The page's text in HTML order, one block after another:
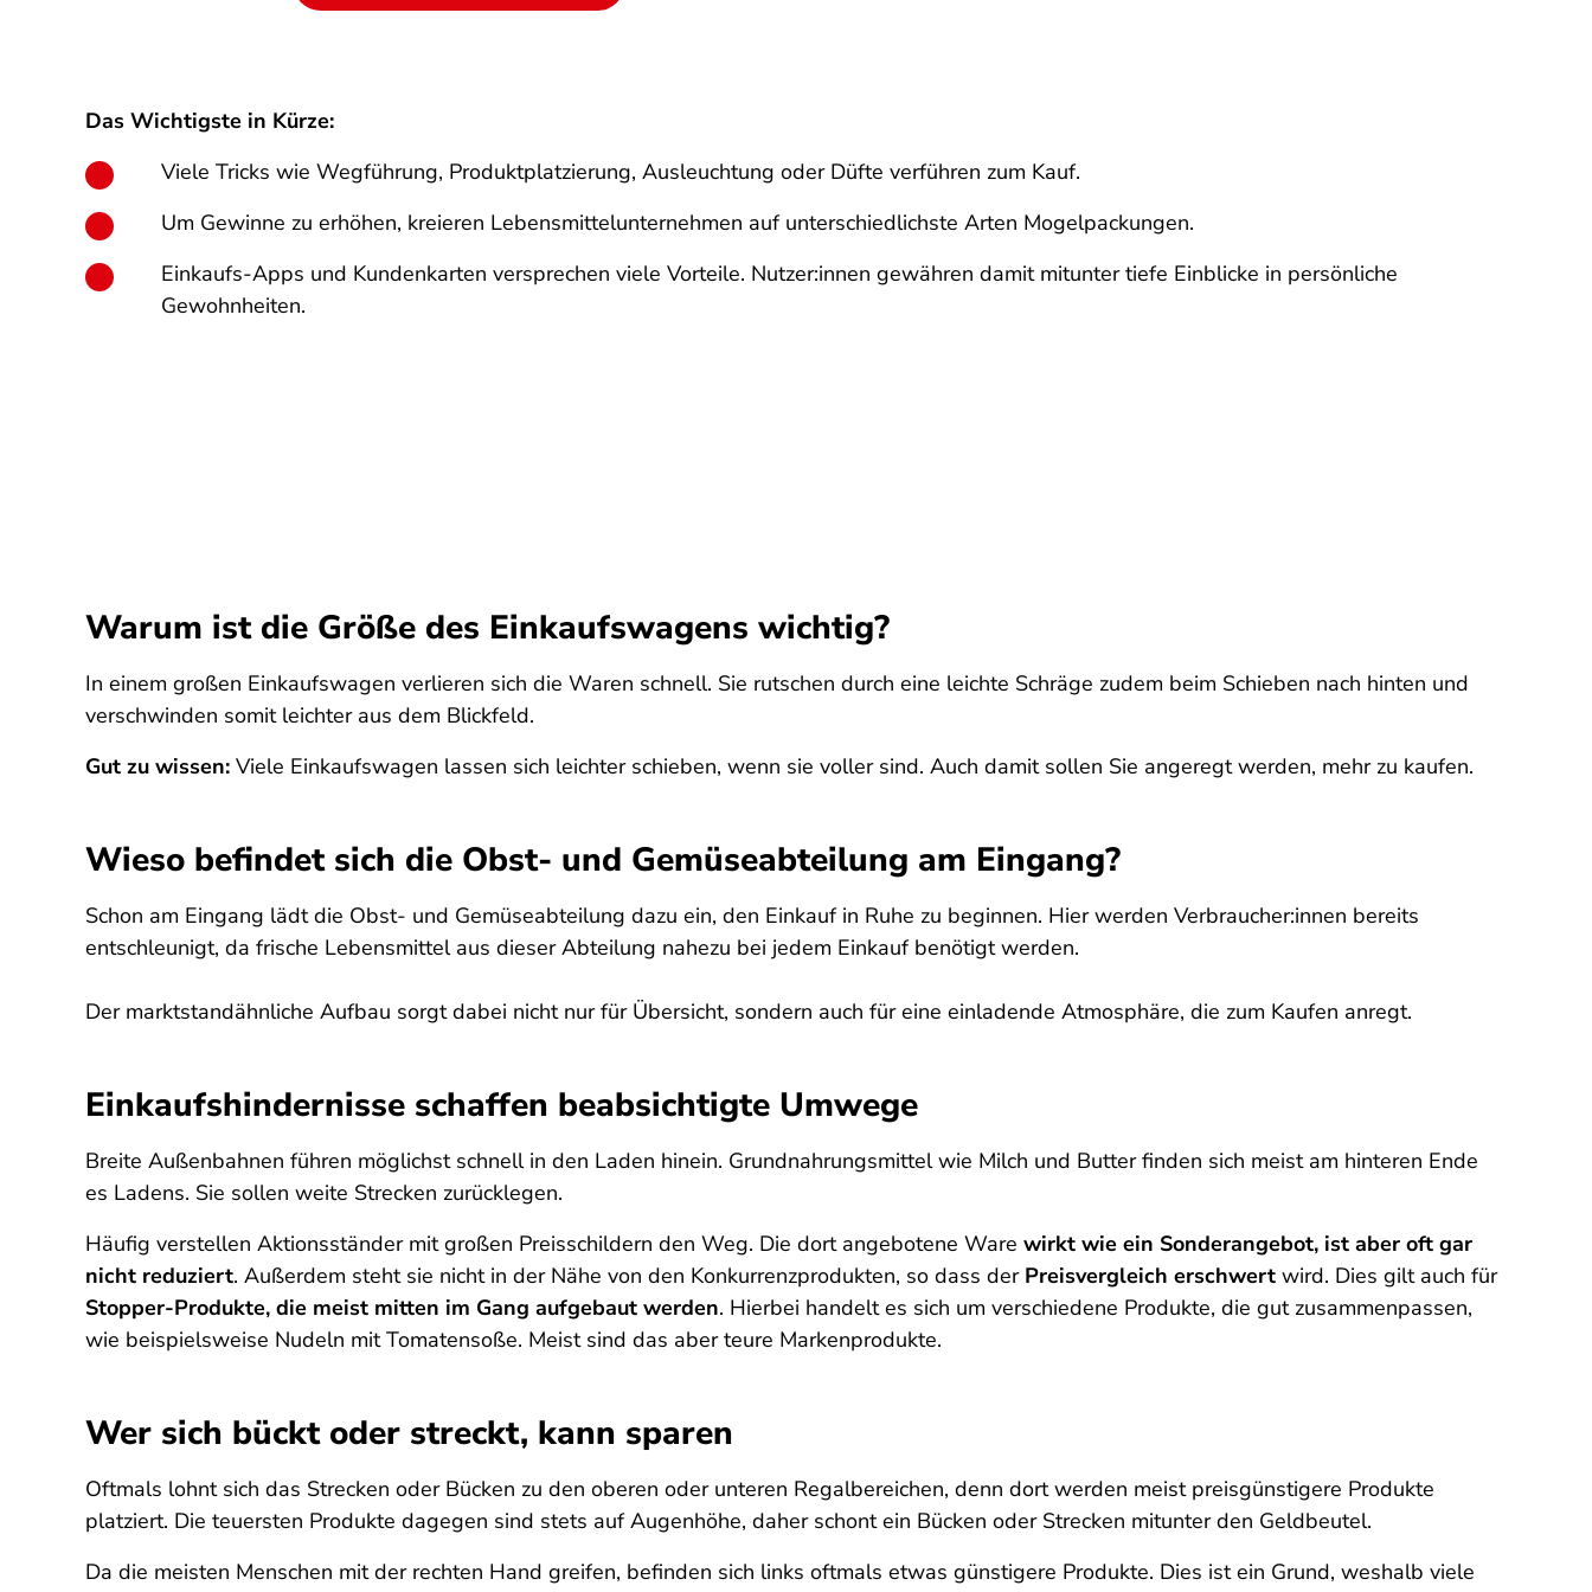
Das Wichtigste in Kürze:
Viele Tricks wie Wegführung, Produktplatzierung, Ausleuchtung oder Düfte verführen zum Kauf.
Um Gewinne zu erhöhen, kreieren Lebensmittelunternehmen auf unterschiedlichste Arten Mogelpackungen.
Einkaufs-Apps und Kundenkarten versprechen viele Vorteile. Nutzer:innen gewähren damit mitunter tiefe Einblicke in persönliche
Gewohnheiten.
Warum ist die Größe des Einkaufswagens wichtig?
In einem großen Einkaufswagen verlieren sich die Waren schnell. Sie rutschen durch eine leichte Schräge zudem beim Schieben nach hinten und
verschwinden somit leichter aus dem Blickfeld.
Gut zu wissen: Viele Einkaufswagen lassen sich leichter schieben, wenn sie voller sind. Auch damit sollen Sie angeregt werden, mehr zu kaufen.
Wieso befindet sich die Obst- und Gemüseabteilung am Eingang?
Schon am Eingang lädt die Obst- und Gemüseabteilung dazu ein, den Einkauf in Ruhe zu beginnen. Hier werden Verbraucher:innen bereits
entschleunigt, da frische Lebensmittel aus dieser Abteilung nahezu bei jedem Einkauf benötigt werden.
Der marktstandähnliche Aufbau sorgt dabei nicht nur für Übersicht, sondern auch für eine einladende Atmosphäre, die zum Kaufen anregt.
Einkaufshindernisse schaffen beabsichtigte Umwege
Breite Außenbahnen führen möglichst schnell in den Laden hinein. Grundnahrungsmittel wie Milch und Butter finden sich meist am hinteren Ende
es Ladens. Sie sollen weite Strecken zurücklegen.
Häufig verstellen Aktionsständer mit großen Preisschildern den Weg. Die dort angebotene Ware wirkt wie ein Sonderangebot, ist aber oft gar
nicht reduziert. Außerdem steht sie nicht in der Nähe von den Konkurrenzprodukten, so dass der Preisvergleich erschwert wird. Dies gilt auch für
Stopper-Produkte, die meist mitten im Gang aufgebaut werden. Hierbei handelt es sich um verschiedene Produkte, die gut zusammenpassen,
wie beispielsweise Nudeln mit Tomatensoße. Meist sind das aber teure Markenprodukte.
Wer sich bückt oder streckt, kann sparen
Oftmals lohnt sich das Strecken oder Bücken zu den oberen oder unteren Regalbereichen, denn dort werden meist preisgünstigere Produkte
platziert. Die teuersten Produkte dagegen sind stets auf Augenhöhe, daher schont ein Bücken oder Strecken mitunter den Geldbeutel.
Da die meisten Menschen mit der rechten Hand greifen, befinden sich links oftmals etwas günstigere Produkte. Dies ist ein Grund, weshalb viele